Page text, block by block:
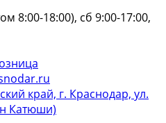
8:00-18:00), сб 9:00-17:00,
край, г. Краснодар, ул.
Катюши)